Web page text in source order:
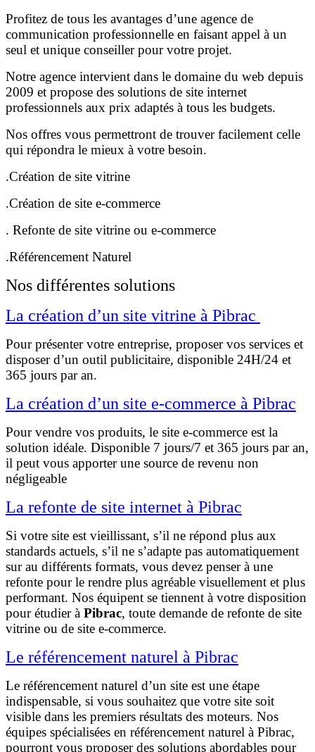
Profitez de tous les avantages d’une agence de
communication professionnelle en faisant appel à un
seul et unique conseiller pour votre projet.
Notre agence intervient dans le domaine du web depuis
2009 et propose des solutions de site internet
professionnels aux prix adaptés à tous les budgets.
Nos offres vous permettront de trouver facilement celle
qui répondra le mieux à votre besoin.
.Création de site vitrine
.Création de site e-commerce
. Refonte de site vitrine ou e-commerce
.Référencement Naturel
Nos différentes solutions
La création d’un site vitrine à Pibrac
Pour présenter votre entreprise, proposer vos services et
disposer d’un outil publicitaire, disponible 24H/24 et
365 jours par an.
La création d’un site e-commerce à Pibrac
Pour vendre vos produits, le site e-commerce est la
solution idéale. Disponible 7 jours/7 et 365 jours par an,
il peut vous apporter une source de revenu non
négligeable
La refonte de site internet à Pibrac
Si votre site est vieillissant, s’il ne répond plus aux
standards actuels, s’il ne s’adapte pas automatiquement
sur au différents formats, vous devez penser à une
refonte pour le rendre plus agréable visuellement et plus
performant. Nos équipent se tiennent à votre disposition
pour étudier à Pibrac, toute demande de refonte de site
vitrine ou de site e-commerce.
Le référencement naturel à Pibrac
Le référencement naturel d’un site est une étape
indispensable, si vous souhaitez que votre site soit
visible dans les premiers résultats des moteurs. Nos
équipes spécialisées en référencement naturel à Pibrac,
pourront vous proposer des solutions abordables pour